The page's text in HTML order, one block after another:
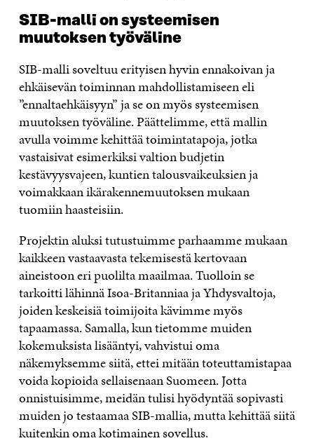
SIB-malli on systeemisen
muutoksen työväline
SIB-malli soveltuu erityisen hyvin ennakoivan ja
ehkäisevän toiminnan mahdollistamiseen eli
”ennaltaehkäisyyn” ja se on myös systeemisen
muutoksen työväline. Päättelimme, että mallin
avulla voimme kehittää toimintatapoja, jotka
vastaisivat esimerkiksi valtion budjetin
kestävyysvajeen, kuntien talousvaikeuksien ja
voimakkaan ikärakennemuutoksen mukaan
tuomiin haasteisiin.
Projektin aluksi tutustuimme parhaamme mukaan
kaikkeen vastaavasta tekemisestä kertovaan
aineistoon eri puolilta maailmaa. Tuolloin se
tarkoitti lähinnä Isoa-Britanniaa ja Yhdysvaltoja,
joiden keskeisiä toimijoita kävimme myös
tapaamassa. Samalla, kun tietomme muiden
kokemuksista lisääntyi, vahvistui oma
näkemyksemme siitä, ettei mitään toteuttamistapaa
voida kopioida sellaisenaan Suomeen. Jotta
onnistuisimme, meidän tulisi hyödyntää sopivasti
muiden jo testaamaa SIB-mallia, mutta kehittää siitä
kuitenkin oma kotimainen sovellus.